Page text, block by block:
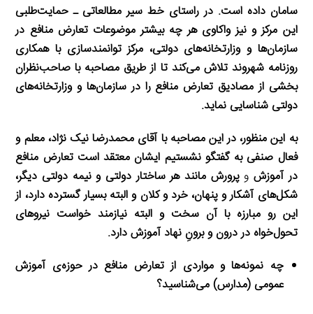
سامان داده است. در راستای خط سیر مطالعاتی ـ حمایت‌طلبی
این مرکز و نیز واکاوی هر چه بیشتر موضوعات تعارض منافع در
سازمان‌ها و وزارتخانه‌های دولتی، مرکز توانمندسازی با همکاری
روزنامه شهروند تلاش می‌کند تا از طریق مصاحبه با صاحب‌نظران
بخشی از مصادیق تعارض منافع را در سازمان‌ها و وزارتخانه‌های
دولتی شناسایی نماید.
به این منظور، در این مصاحبه با آقای محمدرضا نیک نژاد، معلم و
فعال صنفی به گفتگو نشستیم ایشان معتقد است تعارض منافع
در آموزش وپرورش مانند هر ساختار دولتی و نیمه دولتی دیگر،
شکل‌های آشکار و پنهان، خرد و کلان و البته بسیار گسترده دارد، از
این رو مبارزه با آن سخت و البته نیازمند خواست نیروهای
تحول‌خواه در درون و برونِ نهاد آموزش دارد.
چه نمونه‌ها و مواردی از تعارض منافع در حوزه‌ی آموزش
عمومی (مدارس) می‌شناسید؟